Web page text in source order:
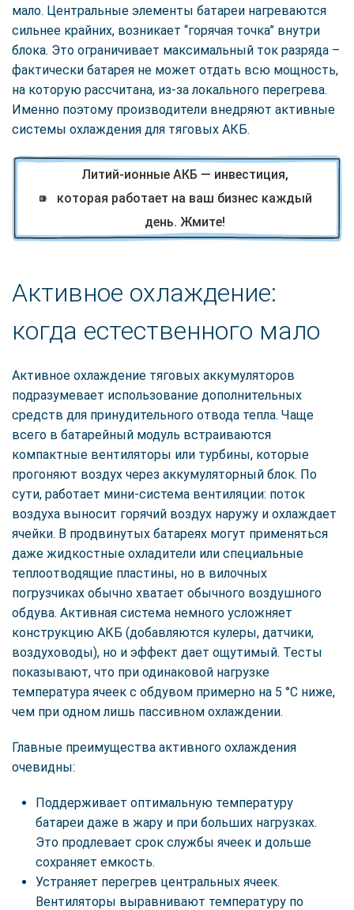
мало. Центральные элементы батареи нагреваются
сильнее крайних, возникает “горячая точка” внутри
блока. Это ограничивает максимальный ток разряда –
фактически батарея не может отдать всю мощность,
на которую рассчитана, из-за локального перегрева.
Именно поэтому производители внедряют активные
системы охлаждения для тяговых АКБ.
Литий-ионные АКБ — инвестиция,
которая работает на ваш бизнес каждый
день. Жмите!
Активное охлаждение:
когда естественного мало
Активное охлаждение тяговых аккумуляторов
подразумевает использование дополнительных
средств для принудительного отвода тепла. Чаще
всего в батарейный модуль встраиваются
компактные вентиляторы или турбины, которые
прогоняют воздух через аккумуляторный блок. По
сути, работает мини-система вентиляции: поток
воздуха выносит горячий воздух наружу и охлаждает
ячейки. В продвинутых батареях могут применяться
даже жидкостные охладители или специальные
теплоотводящие пластины, но в вилочных
погрузчиках обычно хватает обычного воздушного
обдува. Активная система немного усложняет
конструкцию АКБ (добавляются кулеры, датчики,
воздуховоды), но и эффект дает ощутимый. Тесты
показывают, что при одинаковой нагрузке
температура ячеек с обдувом примерно на 5 °C ниже,
чем при одном лишь пассивном охлаждении.
Главные преимущества активного охлаждения
очевидны:
Поддерживает оптимальную температуру
батареи даже в жару и при больших нагрузках.
Это продлевает срок службы ячеек и дольше
сохраняет емкость.
Устраняет перегрев центральных ячеек.
Вентиляторы выравнивают температуру по